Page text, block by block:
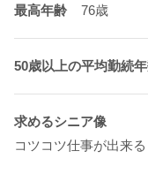
最高年齢 76歳
50歳以上の平均勤続
求めるシニア像
コツコツ仕事が出来る